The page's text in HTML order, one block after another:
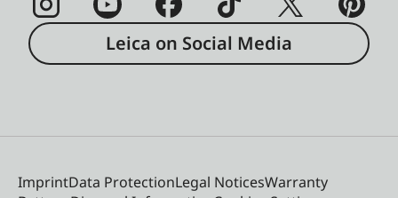
Leica on Social Media
ImprintData ProtectionLegal NoticesWarranty